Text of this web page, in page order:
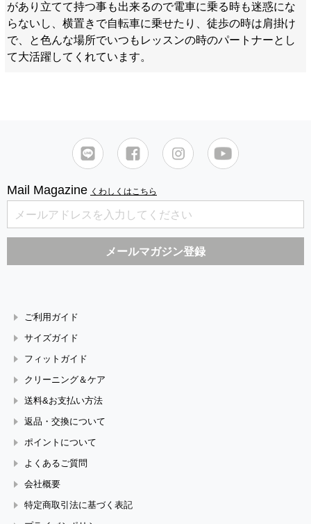
があり立てて持つ事も出来るので電車に乗る時も迷惑にな
らないし、横置きで自転車に乗せたり、徒歩の時は肩掛け
で、と色んな場所でいつもレッスンの時のパートナーとし
て大活躍してくれています。
Mail Magazine くわしくはこちら
ご利用ガイド
サイズガイド
フィットガイド
クリーニング＆ケア
送料&お支払い方法
返品・交換について
ポイントについて
よくあるご質問
会社概要
特定商取引法に基づく表記